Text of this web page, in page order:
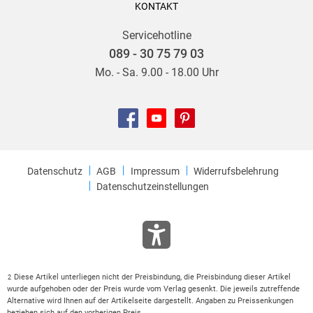
KONTAKT
Servicehotline
089 - 30 75 79 03
Mo. - Sa. 9.00 - 18.00 Uhr
Datenschutz AGB Impressum
Widerrufsbelehrung
Datenschutzeinstellungen
2
Diese Artikel unterliegen nicht der Preisbindung, die Preisbindung dieser Artikel
wurde aufgehoben oder der Preis wurde vom Verlag gesenkt. Die jeweils zutreffende
Alternative wird Ihnen auf der Artikelseite dargestellt. Angaben zu Preissenkungen